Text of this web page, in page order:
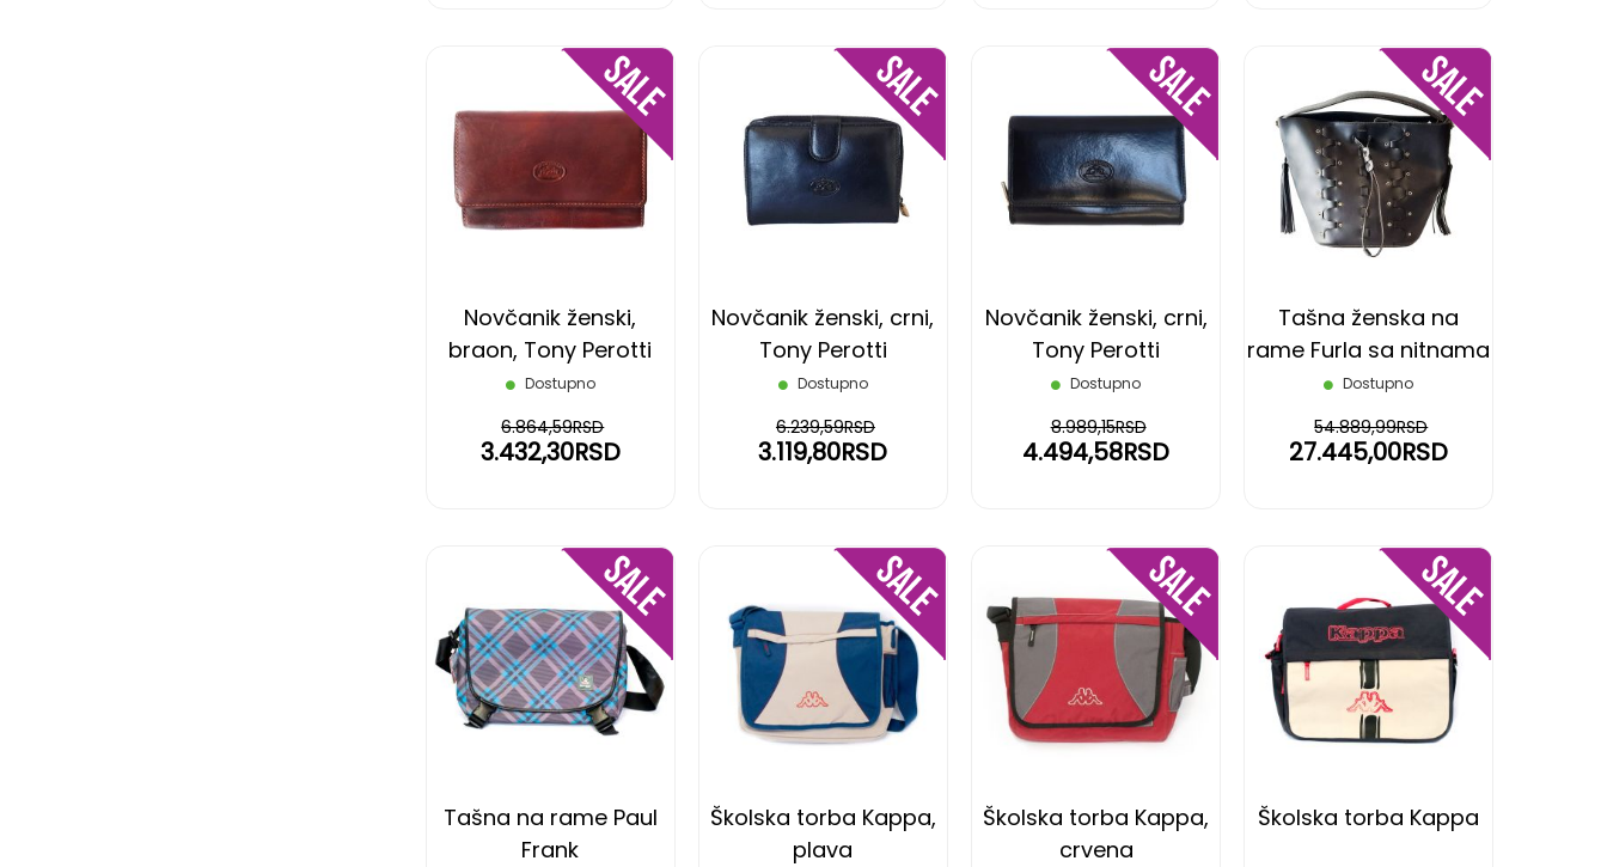
Novčanik ženski,
braon, Tony Perotti
Dostupno
3.432,30RSD
6.864,59RSD
DODAJ
NA
Novčanik ženski, crni,
Tony Perotti
Dostupno
3.119,80RSD
6.239,59RSD
DODAJ
NA
Novčanik ženski, crni,
Tony Perotti
Dostupno
4.494,58RSD
8.989,15RSD
DODAJ
NA
Tašna ženska na
rame Furla sa nitnama
Dostupno
27.445,00RSD
54.889,99RSD
DODAJ
NA
Tašna na rame Paul
Frank
DODAJ
NA
LISTU
Školska torba Kappa,
plava
DODAJ
NA
Školska torba Kappa,
crvena
DODAJ
NA
LISTU
Školska torba Kappa
DODAJ
NA